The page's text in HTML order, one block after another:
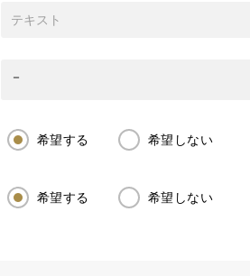
希望する 希望しない
希望する 希望しない